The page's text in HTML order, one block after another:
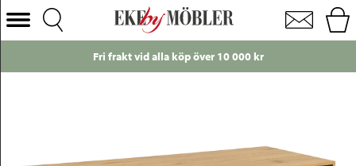
Seaford skrivbord metall svart/ek B140 cm
Välj Kategori
Fri frakt vid alla köp över 10 000 kr